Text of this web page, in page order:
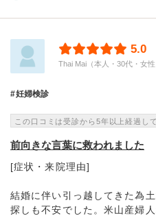
5.0
Thai Mai（本人・30代・女性
妊婦検診
この口コミは受診から5年以上経過し
前向きな言葉に救われました
[症状・来院理由]
結婚に伴い引っ越してきた為
探しも不安でした。米山産婦